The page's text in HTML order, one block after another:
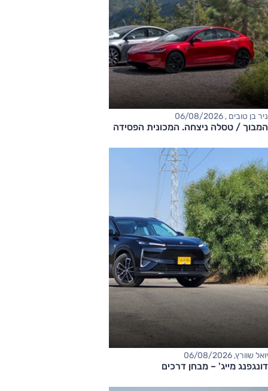
ניר בן טובים , 06/08/2026
המבוך / טסלה ניצחה. המכונית הפסידה
יואל שוורץ, 06/08/2026
דונגפנג מייג' – מבחן דרכים